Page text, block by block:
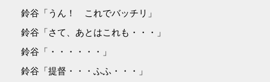
鈴谷「うん！ これでバッチリ」
鈴谷「さて、あとはこれも・・・」
鈴谷「・・・・・・」
鈴谷「提督・・・ふふ・・・」